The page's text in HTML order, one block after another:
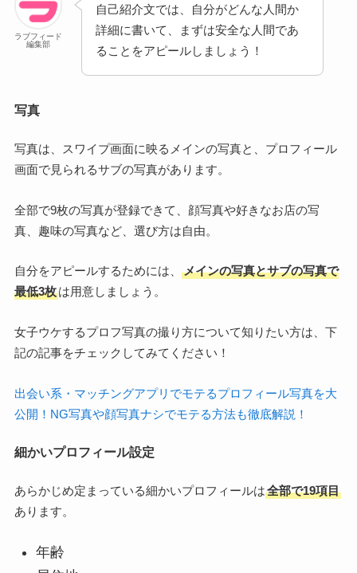
ラブフィード
編集部
自己紹介文では、自分がどんな人間か
詳細に書いて、まずは安全な人間であ
ることをアピールしましょう！
写真
写真は、スワイプ画面に映るメインの写真と、プロフィール
画面で見られるサブの写真があります。
全部で9枚の写真が登録できて、顔写真や好きなお店の写
真、趣味の写真など、選び方は自由。
自分をアピールするためには、
メインの写真とサブの写真で
最低3枚は用意しましょう。
女子ウケするプロフ写真の撮り方について知りたい方は、下
記の記事をチェックしてみてください！
出会い系・マッチングアプリでモテるプロフィール写真を大
公開！NG写真や顔写真ナシでモテる方法も徹底解説！
細かいプロフィール設定
あらかじめ定まっている細かいプロフィールは全部で19項目
あります。
年齢